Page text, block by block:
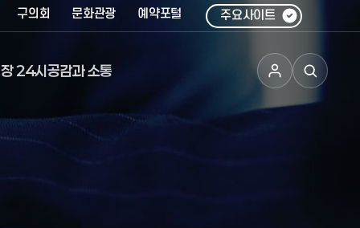
구의회 문화관광 예약포털 주요사이트
24시공감과 소통